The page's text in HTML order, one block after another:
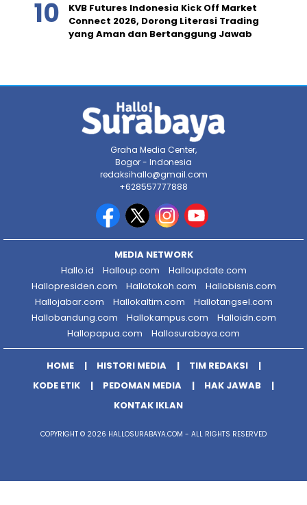
KVB Futures Indonesia Kick Off Market
Connect 2026, Dorong Literasi Trading
yang Aman dan Bertanggung Jawab
Graha Media Center,
Bogor - Indonesia
redaksihallo@gmail.com
+628557777888
MEDIA NETWORK
Hallo.id
Halloup.com
Halloupdate.com
Hallopresiden.com
Hallotokoh.com
Hallobisnis.com
Hallojabar.com
Hallokaltim.com
Hallotangsel.com
Hallobandung.com
Hallokampus.com
Halloidn.com
Hallopapua.com
Hallosurabaya.com
HOME HISTORI MEDIA
TIM REDAKSI
KODE ETIK
PEDOMAN MEDIA
HAK JAWAB
KONTAK IKLAN
COPYRIGHT © 2026 HALLOSURABAYA.COM - ALL RIGHTS RESERVED